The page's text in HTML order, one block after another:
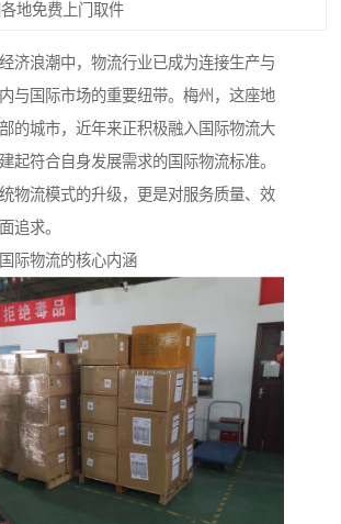
地免费上门取件
济浪潮中，物流行业已成为连接生产与
与国际市场的重要纽带。梅州，这座地
的城市，近年来正积极融入国际物流大
起符合自身发展需求的国际物流标准。
物流模式的升级，更是对服务质量、效
追求。
际物流的核心内涵